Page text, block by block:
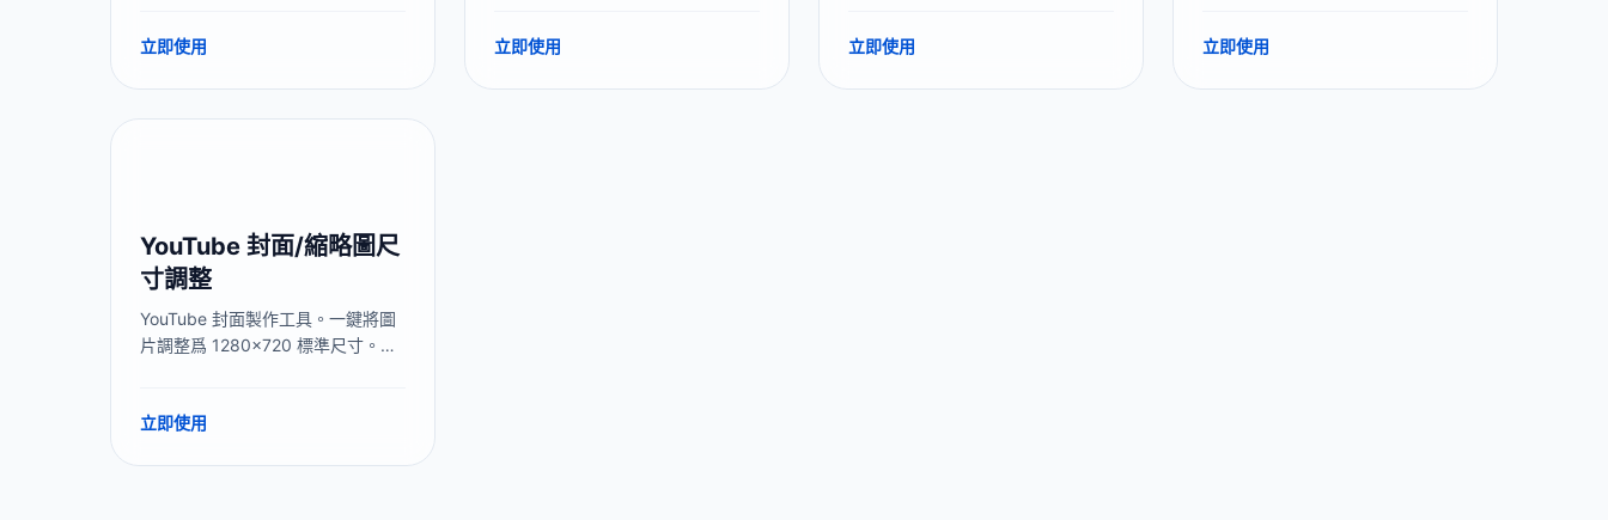
立即使用
器，無數量限制。
立即使用
立即使用
立即使用
YouTube 封面/縮略圖尺
寸調整
YouTube 封面製作工具。一鍵將圖
片調整爲 1280x720 標準尺寸。解
立即使用